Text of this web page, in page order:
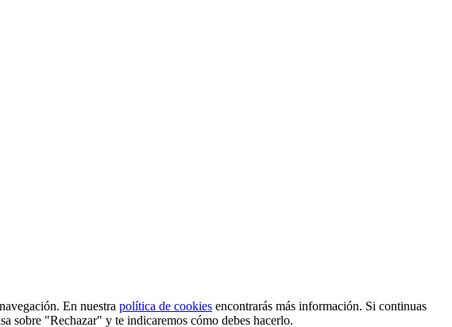
En nuestra política de cookies encontrarás más información. Si continuas
sobre "Rechazar" y te indicaremos cómo debes hacerlo.